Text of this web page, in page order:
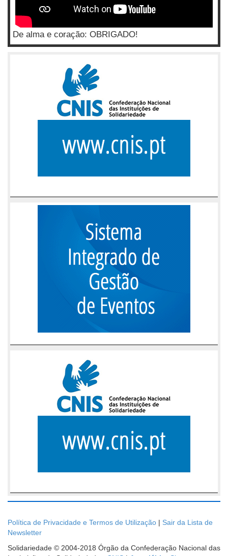
De alma e coração: OBRIGADO!
Política de Privacidade e Termos de Utilização | Sair da Lista de
Newsletter
Solidariedade © 2004-2018 Órgão da Confederação Nacional das